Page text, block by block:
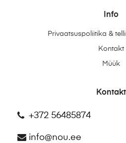
Info
Privaatsuspoliitika &
Kontakt
Müük
Kontakt
+372 56485874
info@nou.ee